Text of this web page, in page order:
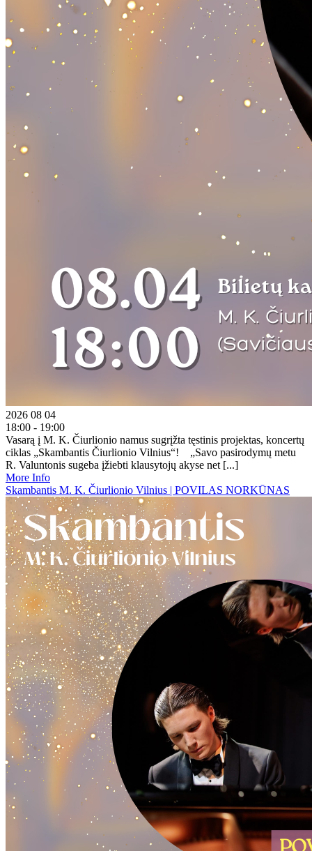
2026 08 04
18:00 - 19:00
Vasarą į M. K. Čiurlionio namus sugrįžta tęstinis projektas, koncertų
ciklas „Skambantis Čiurlionio Vilnius“! „Savo pasirodymų metu
R. Valuntonis sugeba įžiebti klausytojų akyse net [...]
More Info
Skambantis M. K. Čiurlionio Vilnius | POVILAS NORKŪNAS